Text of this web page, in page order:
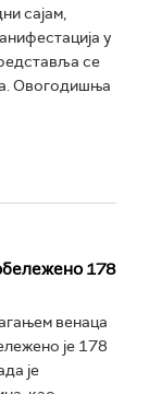
сајам,
у
се
Овогодишња
178
венаца
је 178
је